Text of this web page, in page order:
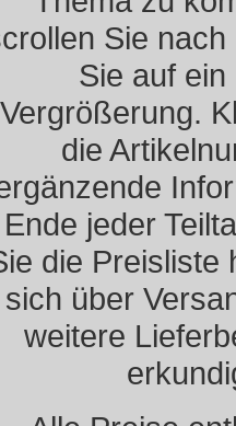
Sie
Sie auf
Vergrößerung.
die
Ende jeder
die Preisliste
sich über
weitere